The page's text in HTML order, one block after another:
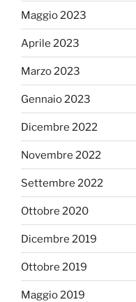
Maggio 2023
Aprile 2023
Marzo 2023
Gennaio 2023
Dicembre 2022
Novembre 2022
Settembre 2022
Ottobre 2020
Dicembre 2019
Ottobre 2019
Maggio 2019